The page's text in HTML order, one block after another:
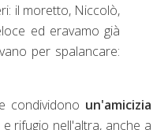
il moretto, Niccolò,
ed eravamo già
per spalancare:
condividono un'amicizia
rifugio nell'altra, anche a